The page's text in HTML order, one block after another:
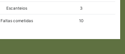
Escanteios 3
Faltas cometidas 10